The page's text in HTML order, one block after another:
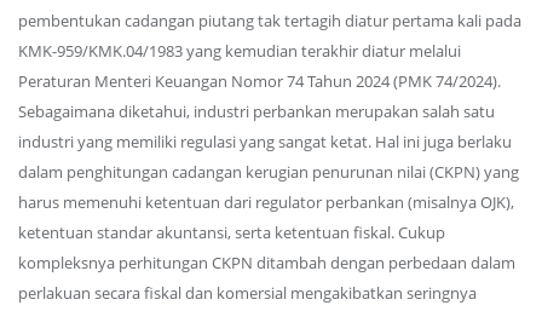
pembentukan cadangan piutang tak tertagih diatur pertama kali pada
KMK-959/KMK.04/1983 yang kemudian terakhir diatur melalui
Peraturan Menteri Keuangan Nomor 74 Tahun 2024 (PMK 74/2024).
Sebagaimana diketahui, industri perbankan merupakan salah satu
industri yang memiliki regulasi yang sangat ketat. Hal ini juga berlaku
dalam penghitungan cadangan kerugian penurunan nilai (CKPN) yang
harus memenuhi ketentuan dari regulator perbankan (misalnya OJK),
ketentuan standar akuntansi, serta ketentuan fiskal. Cukup
kompleksnya perhitungan CKPN ditambah dengan perbedaan dalam
perlakuan secara fiskal dan komersial mengakibatkan seringnya